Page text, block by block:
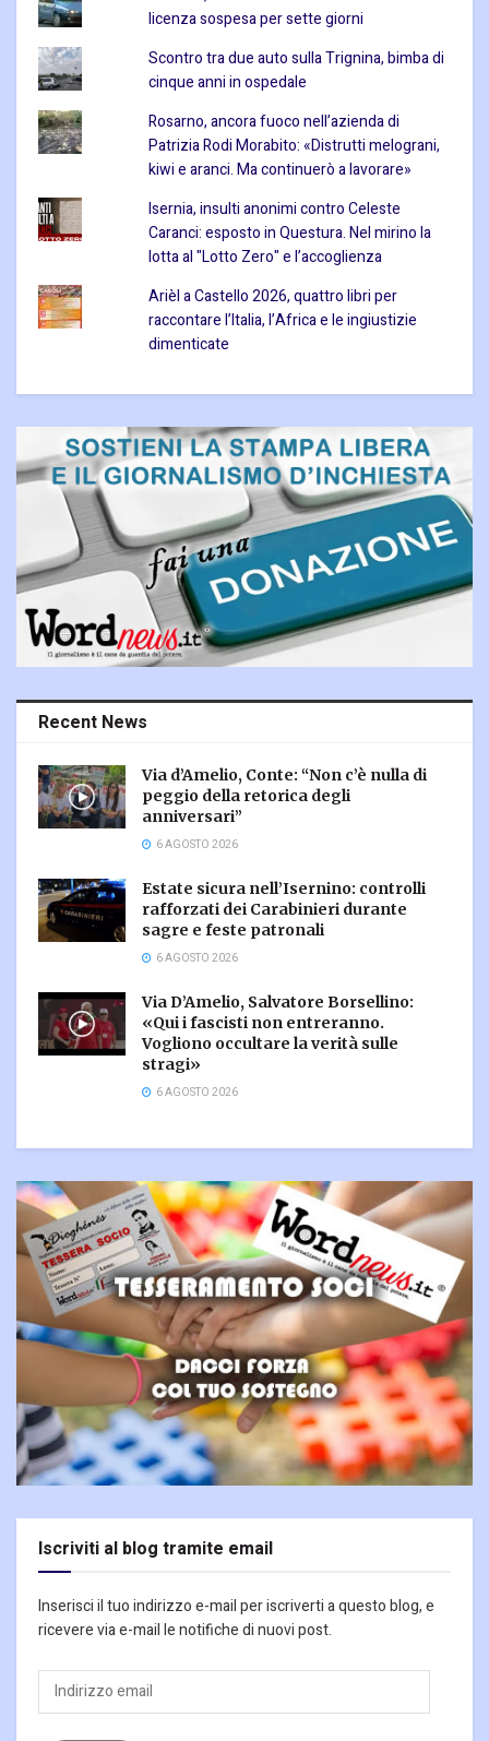
licenza sospesa per sette giorni
Scontro tra due auto sulla Trignina, bimba di
cinque anni in ospedale
Rosarno, ancora fuoco nell’azienda di
Patrizia Rodi Morabito: «Distrutti melograni,
kiwi e aranci. Ma continuerò a lavorare»
Isernia, insulti anonimi contro Celeste
Caranci: esposto in Questura. Nel mirino la
lotta al "Lotto Zero" e l’accoglienza
Arièl a Castello 2026, quattro libri per
raccontare l’Italia, l’Africa e le ingiustizie
dimenticate
Recent News
Via d’Amelio, Conte: “Non c’è nulla di
peggio della retorica degli
anniversari”
6 AGOSTO 2026
Estate sicura nell’Isernino: controlli
rafforzati dei Carabinieri durante
sagre e feste patronali
6 AGOSTO 2026
Via D’Amelio, Salvatore Borsellino:
«Qui i fascisti non entreranno.
Vogliono occultare la verità sulle
stragi»
6 AGOSTO 2026
Iscriviti al blog tramite email
Inserisci il tuo indirizzo e-mail per iscriverti a questo blog, e
ricevere via e-mail le notifiche di nuovi post.
Indirizzo
email